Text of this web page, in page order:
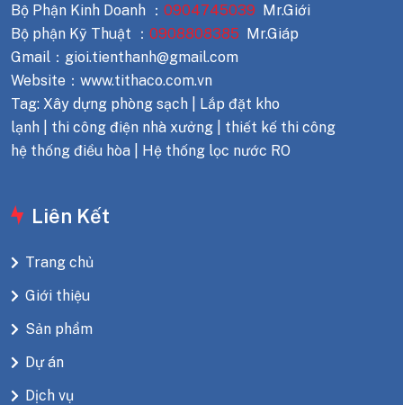
Bộ Phận Kinh Doanh ： 0904745039 Mr.Giới
Bộ phận Kỹ Thuật ： 0908808385 Mr.Giáp
Gmail：gioi.tienthanh@gmail.com
Website：www.tithaco.com.vn
Tag: Xây dựng phòng sạch | Lắp đặt kho
lạnh | thi công điện nhà xưởng | thiết kế thi công
hệ thống điều hòa | Hệ thống lọc nước RO
Liên Kết
Trang chủ
Giới thiệu
Sản phẩm
Dự án
Dịch vụ